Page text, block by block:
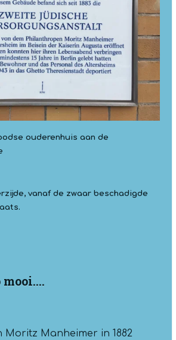
ouderenhuis aan de
vanaf de zwaar beschadigde
Moritz Manheimer in 1882